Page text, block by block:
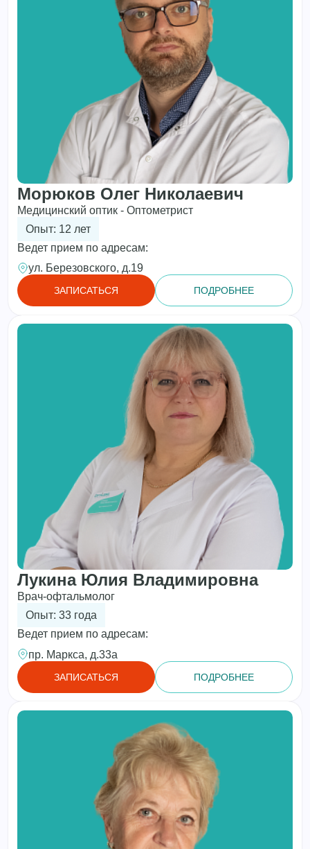
Морюков Олег Николаевич
Медицинский оптик - Оптометрист
Опыт: 12 лет
Ведет прием по адресам:
ул. Березовского, д.19
ЗАПИСАТЬСЯ ПОДРОБНЕЕ
Лукина Юлия Владимировна
Врач-офтальмолог
Опыт: 33 года
Ведет прием по адресам:
пр. Маркса, д.33а
ЗАПИСАТЬСЯ ПОДРОБНЕЕ